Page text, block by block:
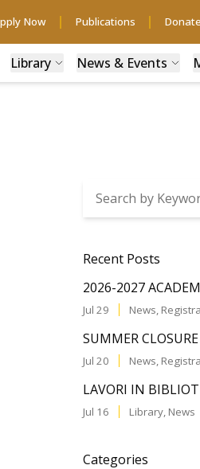
Now Publications Donate
Library News & Events
Recent Posts
2026-2027
Jul 29 News,
SUMMER CLOSURE
Jul 20 News,
LAVORI IN
Jul 16 Library, News
Categories